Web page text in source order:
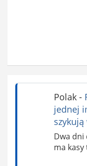
Polak-
jednej
Dwa dni
ma